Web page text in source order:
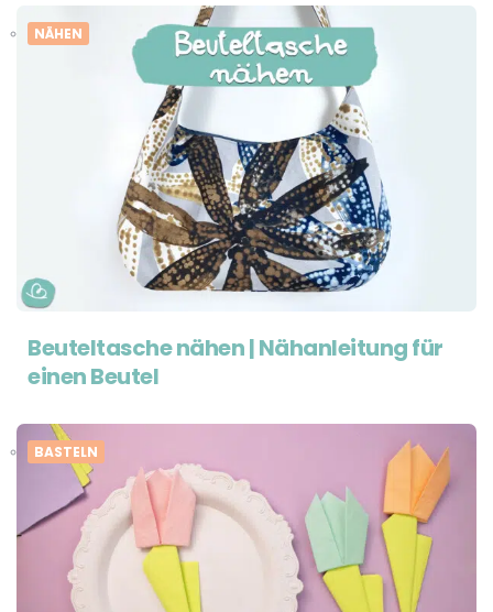
NÄHEN
Beuteltasche nähen | Nähanleitung für
einen Beutel
BASTELN